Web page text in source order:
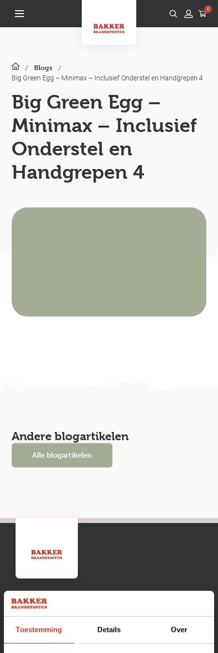
Toestemming Details Over
0
/ Blogs
/
Big Green Egg – Minimax – Inclusief Onderstel en Handgrepen 4
Big Green Egg –
Minimax – Inclusief
Onderstel en
Handgrepen 4
Andere blogartikelen
Alle blogartikelen
Openingstijden
Maandag
13:00 tot 17:00